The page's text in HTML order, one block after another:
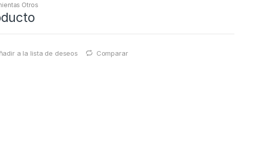
Otros
a la lista de deseos Comparar